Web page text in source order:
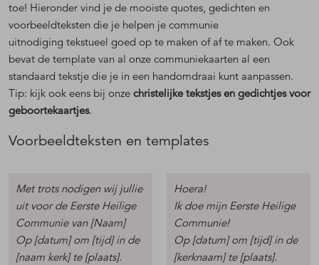
toe! Hieronder vind je de mooiste quotes, gedichten en
voorbeeldteksten die je helpen je communie
uitnodiging tekstueel goed op te maken of af te maken. Ook
bevat de template van al onze communiekaarten al een
standaard tekstje die je in een handomdraai kunt aanpassen.
Tip: kijk ook eens bij onze christelijke tekstjes en gedichtjes voor
geboortekaartjes.
Voorbeeldteksten en templates
Met trots nodigen wij jullie
uit voor de Eerste Heilige
Communie van [Naam]
Op [datum] om [tijd] in de
[naam kerk] te [plaats].
Hoera!
Ik doe mijn Eerste Heilige
Communie!
Op [datum] om [tijd] in de
[kerknaam] te [plaats].